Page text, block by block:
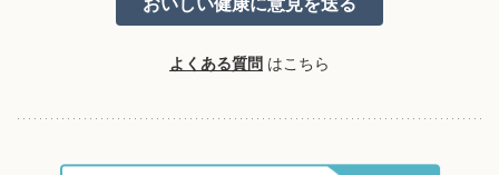
よくある質問 はこちら